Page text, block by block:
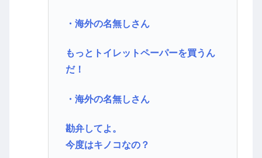
・海外の名無しさん
もっとトイレットペーパーを買うん
だ！
・海外の名無しさん
勘弁してよ。
今度はキノコなの？